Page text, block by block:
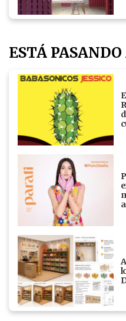
ESTÁ